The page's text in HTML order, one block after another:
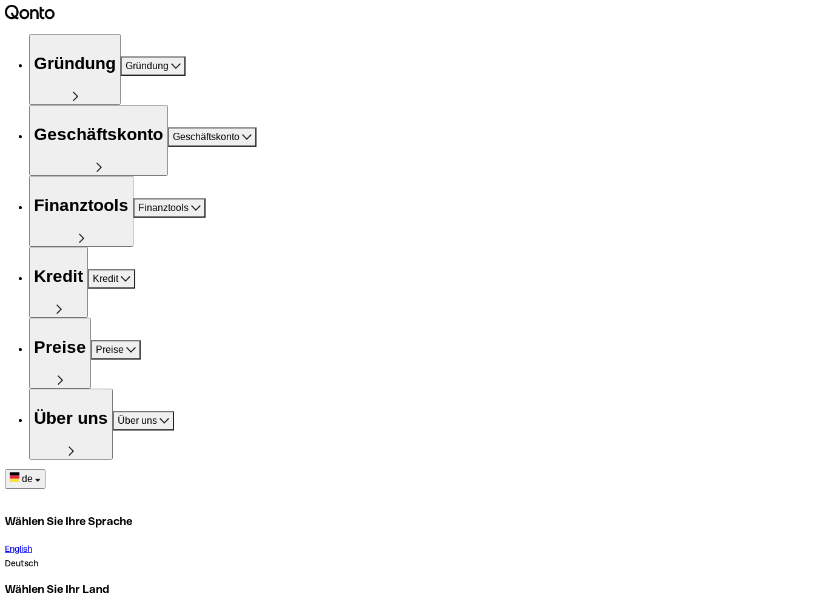
Gründung Gründung
Geschäftskonto Geschäftskonto
Finanztools Finanztools
Kredit Kredit
Preise Preise
Über uns Über uns
de
Wählen Sie Ihre Sprache
English
Deutsch
Wählen Sie Ihr Land